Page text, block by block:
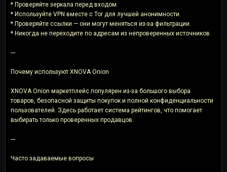
* Проверяйте зеркала перед входом.
* Используйте VPN вместе с Tor для лучшей анонимности.
* Проверяйте ссылки — они могут меняться из-за фильтрации.
* Никогда не переходите по адресам из непроверенных источников.
---
Почему используют XNOVA Onion
XNOVA Onion маркетплейс популярен из-за большого выбора
товаров, безопасной защиты покупок и полной конфиденциальности
пользователей. Здесь работает система рейтингов, что помогает
выбирать только проверенных продавцов.
---
Часто задаваемые вопросы